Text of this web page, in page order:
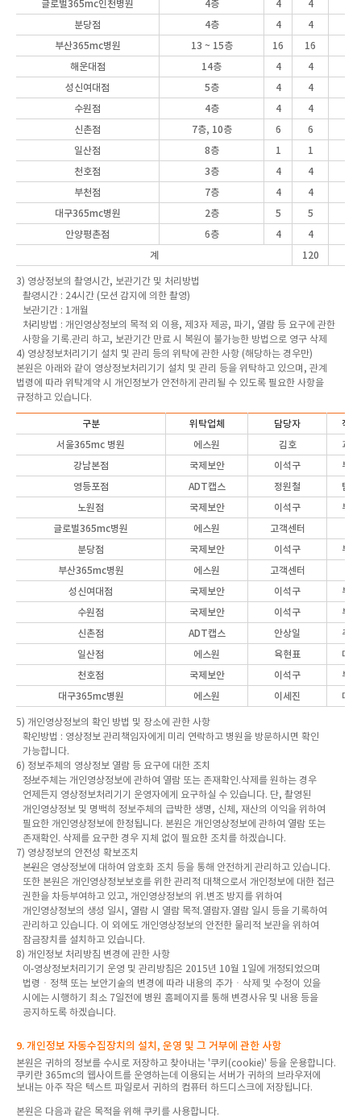
글로벌365mc인천병원 4층 4 4
분당점
4층 4
4
부산365mc병원
13 ~ 15층 16
16
해운대점
14층 4 4
성신여대점
5층 4
4
수원점
4층 4
4
신촌점
7층, 10층 6
6
일산점
8층 1
1
천호점
3층 4
4
부천점
7층 4
4
대구365mc병원
2층 5
5
안양평촌점
6층 4
4
계
120
3) 영상정보의 촬영시간, 보관기간 및 처리방법
촬영시간 : 24시간 (모션 감지에 의한 촬영)
보관기간 : 1개월
처리방법 : 개인영상정보의 목적 외 이용, 제3자 제공, 파기, 열람 등 요구에 관한
사항을 기록.관리 하고, 보관기간 만료 시 복원이 불가능한 방법으로 영구 삭제
4) 영상정보처리기기 설치 및 관리 등의 위탁에 관한 사항 (해당하는 경우만)
본원은 아래와 같이 영상정보처리기기 설치 및 관리 등을 위탁하고 있으며, 관계
법령에 따라 위탁계약 시 개인정보가 안전하게 관리될 수 있도록 필요한 사항을
규정하고 있습니다.
구분 위탁업체 담당자
직위
서울365mc 병원
에스원 김호
과장
강남본점
국제보안 이석구
부장
영등포점
ADT캡스 정원철
팀장
노원점
국제보안 이석구
부장
글로벌365mc병원
에스원
고객센터
분당점
국제보안 이석구
부장
부산365mc병원
에스원
고객센터
성신여대점
국제보안 이석구
부장
수원점
국제보안 이석구
부장
신촌점
ADT캡스 안상일
주임
일산점
에스원 육현표
대표
천호점
국제보안 이석구
부장
대구365mc병원
에스원 이세진 대리
5) 개인영상정보의 확인 방법 및 장소에 관한 사항
확인방법 : 영상정보 관리책임자에게 미리 연락하고 병원을 방문하시면 확인
가능합니다.
6) 정보주체의 영상정보 열람 등 요구에 대한 조치
정보주체는 개인영상정보에 관하여 열람 또는 존재확인.삭제를 원하는 경우
언제든지 영상정보처리기기 운영자에게 요구하실 수 있습니다. 단, 촬영된
개인영상정보 및 명백히 정보주체의 급박한 생명, 신체, 재산의 이익을 위하여
필요한 개인영상정보에 한정됩니다. 본원은 개인영상정보에 관하여 열람 또는
존재확인. 삭제를 요구한 경우 지체 없이 필요한 조치를 하겠습니다.
7) 영상정보의 안전성 확보조치
본원은 영상정보에 대하여 암호화 조치 등을 통해 안전하게 관리하고 있습니다.
또한 본원은 개인영상정보보호를 위한 관리적 대책으로서 개인정보에 대한 접근
권한을 차등부여하고 있고, 개인영상정보의 위.변조 방지를 위하여
개인영상정보의 생성 일시, 열람 시 열람 목적.열람자.열람 일시 등을 기록하여
관리하고 있습니다. 이 외에도 개인영상정보의 안전한 물리적 보관을 위하여
잠금장치를 설치하고 있습니다.
8) 개인정보 처리방침 변경에 관한 사항
이 영상정보처리기기 운영 및 관리방침은 2015년 10월 1일에 개정되었으며
법령ㆍ정책 또는 보안기술의 변경에 따라 내용의 추가ㆍ삭제 및 수정이 있을
시에는 시행하기 최소 7일전에 병원 홈페이지를 통해 변경사유 및 내용 등을
공지하도록 하겠습니다.
9. 개인정보 자동수집장치의 설치, 운영 및 그 거부에 관한 사항
본원은 귀하의 정보를 수시로 저장하고 찾아내는 '쿠키(cookie)' 등을 운용합니다.
쿠키란 365mc의 웹사이트를 운영하는데 이용되는 서버가 귀하의 브라우저에
보내는 아주 작은 텍스트 파일로서 귀하의 컴퓨터 하드디스크에 저장됩니다.
본원은 다음과 같은 목적을 위해 쿠키를 사용합니다.